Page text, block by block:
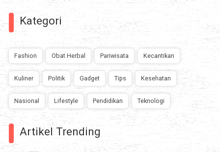
Kategori
Fashion Obat Herbal Pariwisata Kecantikan
Kuliner Politik Gadget Tips Kesehatan
Nasional Lifestyle Pendidikan Teknologi
Artikel Trending